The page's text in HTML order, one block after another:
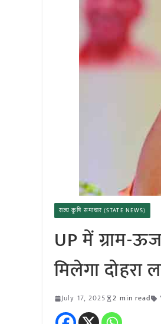
राज्य कृषि समाचार (STATE NEWS)
UP में ग्राम-
मिलेगा दोहरा
July 17, 2025 2 min read